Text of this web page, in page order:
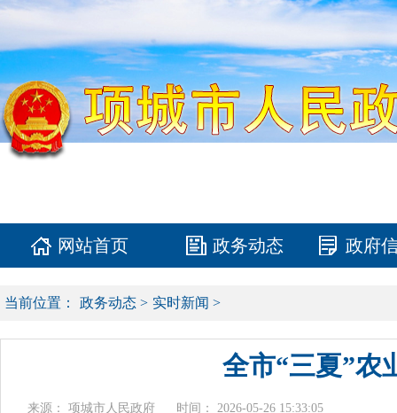
网站首页 政务动态 政府
当前位置： 政务动态 > 实时新闻 >
全市“三夏”农
来源： 项城市人民政府 时间： 2026-05-26 15:33:05